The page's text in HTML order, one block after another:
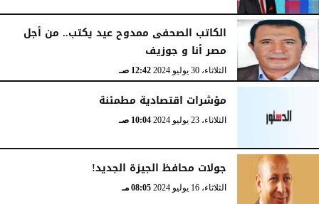
الكاتب الصحفى ممدوح عيد يكتب.. من أجل
مصر أنا و جوزيف
الثلاثاء، 30 يوليو 2024 12:42 صـ
مؤشرات اقتصادية مطمئنة
الثلاثاء، 23 يوليو 2024 10:04 صـ
جولات محافظ الجيزة الجديد!
الثلاثاء، 16 يوليو 2024 08:05 مـ